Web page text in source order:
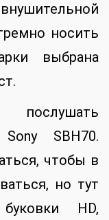
носить
выбрана
SBH70.
чтобы в
но тут
HD,